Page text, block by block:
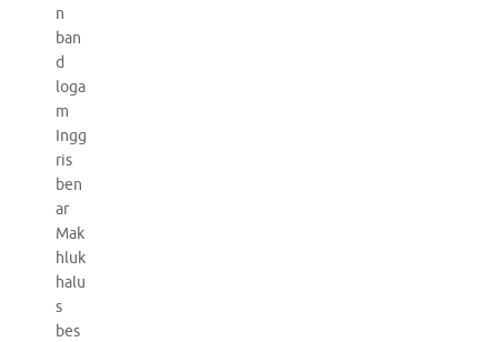
n
ban
d
loga
m
Ingg
ris
ben
ar
Mak
hluk
halu
s
bes